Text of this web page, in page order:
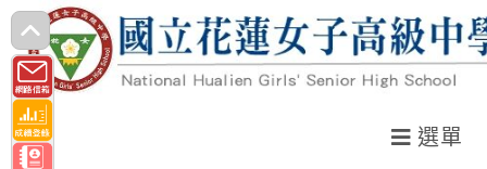
跳
轉
至
主
要
選單